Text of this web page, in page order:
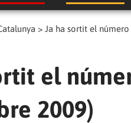
> Ja ha sortit el
el
2009)